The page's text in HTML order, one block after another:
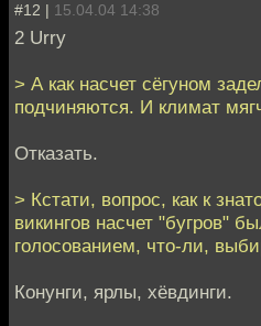
#12 | 15.04.04 14:38
2 Urry
> А как насчет сёгуном
подчиняются. И климат
Отказать.
> Кстати, вопрос, как к
викингов насчет "бугров"
голосованием, что-ли,
Конунги, ярлы, хёвдинги.